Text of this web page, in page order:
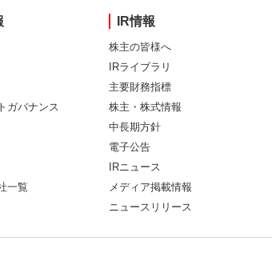
ガバナンス
一覧
IR情報
株主の皆様へ
IRライブラリ
主要財務指標
株主・株式情報
中長期方針
電子公告
IRニュース
メディア掲載情報
ニュースリリース